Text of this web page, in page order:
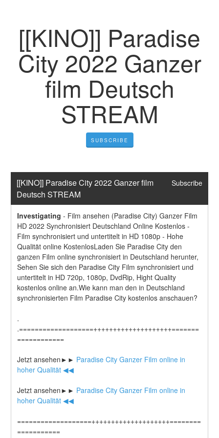
[[KINO]] Paradise
City 2022 Ganzer
film Deutsch
STREAM
SUBSCRIBE
[[KINO]] Paradise City 2022 Ganzer film
Deutsch STREAM
Subscribe
Investigating - Film ansehen (Paradise City) Ganzer Film
HD 2022 Synchronisiert Deutschland Online Kostenlos -
Film synchronisiert und untertitelt in HD 1080p - Hohe
Qualität online KostenlosLaden Sie Paradise City den
ganzen Film online synchronisiert in Deutschland herunter,
Sehen Sie sich den Paradise City Film synchronisiert und
untertitelt in HD 720p, 1080p, DvdRip, Hight Quality
kostenlos online an.Wie kann man den in Deutschland
synchronisierten Film Paradise City kostenlos anschauen?
.
.===================++++++++++++++++++++=======
============
Jetzt ansehen►► Paradise City Ganzer Film online in
hoher Qualität ◀◀
Jetzt ansehen►► Paradise City Ganzer Film online in
hoher Qualität ◀◀
===================++++++++++++++++++++========
===========